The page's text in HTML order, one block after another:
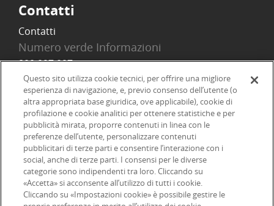
Contatti
Contatti
Numero verde Informazioni
800 097 097
Email
info@onlinesim.it
Social
©2026 Online SIM, società del gruppo bancario ERSEL - P.IVA
Questo sito utilizza cookie tecnici, per offrire una migliore
esperienza di navigazione, e, previo consenso dell’utente (o
altra appropriata base giuridica, ove applicabile), cookie di
profilazione e cookie analitici per ottenere statistiche e per
pubblicità mirata, proporre contenuti in linea con le
preferenze dell’utente, personalizzare contenuti
pubblicitari di terze parti e consentire l’interazione con i
social, anche di terze parti. I consensi per le diverse
categorie sono indipendenti tra loro. Cliccando su
«Accetta» si acconsente all’utilizzo di tutti i cookie.
Cliccando su «Impostazioni cookie» è possibile gestire le